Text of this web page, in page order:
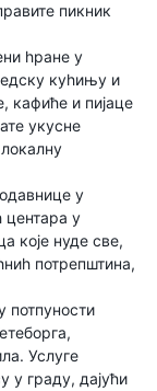
пикник
һране у
куһињу и
кафиће и пијаце
укусне
у
центара у
које нуде све,
потрепштина,
потпуности
Услуге
у граду, дајући